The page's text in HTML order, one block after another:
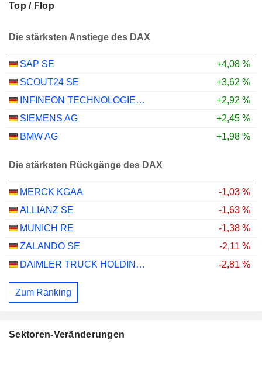
Top / Flop
Die stärksten Anstiege des DAX
SAP SE
+4,08 %
SCOUT24 SE
+3,62 %
INFINEON TECHNOLOGIES AG
+2,92 %
SIEMENS AG
+2,45 %
BMW AG
+1,98 %
Die stärksten Rückgänge des DAX
MERCK KGAA
-1,03 %
ALLIANZ SE
-1,63 %
MUNICH RE
-1,38 %
ZALANDO SE
-2,11 %
DAIMLER TRUCK HOLDING AG
-2,81 %
Zum Ranking
Sektoren-Veränderungen